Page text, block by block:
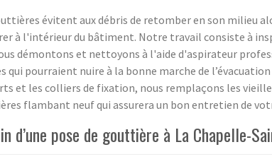
évitent aux débris de retomber en son milieu
à l'intérieur du bâtiment. Notre travail consiste à
démontons et nettoyons à l'aide d'aspirateur
qui pourraient nuire à la bonne marche de
et les colliers de fixation, nous remplaçons les
flambant neuf qui assurera un bon entretien de
d’une pose de gouttière à La Chapelle-